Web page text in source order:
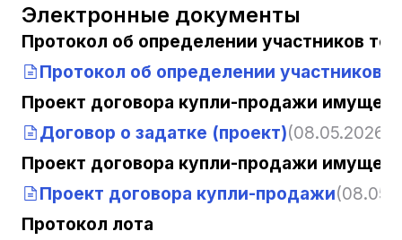
Электронные документы
Протокол об определении участников
Протокол об определении участников
Проект договора купли-продажи
Договор о задатке (проект)(08.05.2026,
Проект договора купли-продажи
Проект договора купли-продажи
Протокол лота